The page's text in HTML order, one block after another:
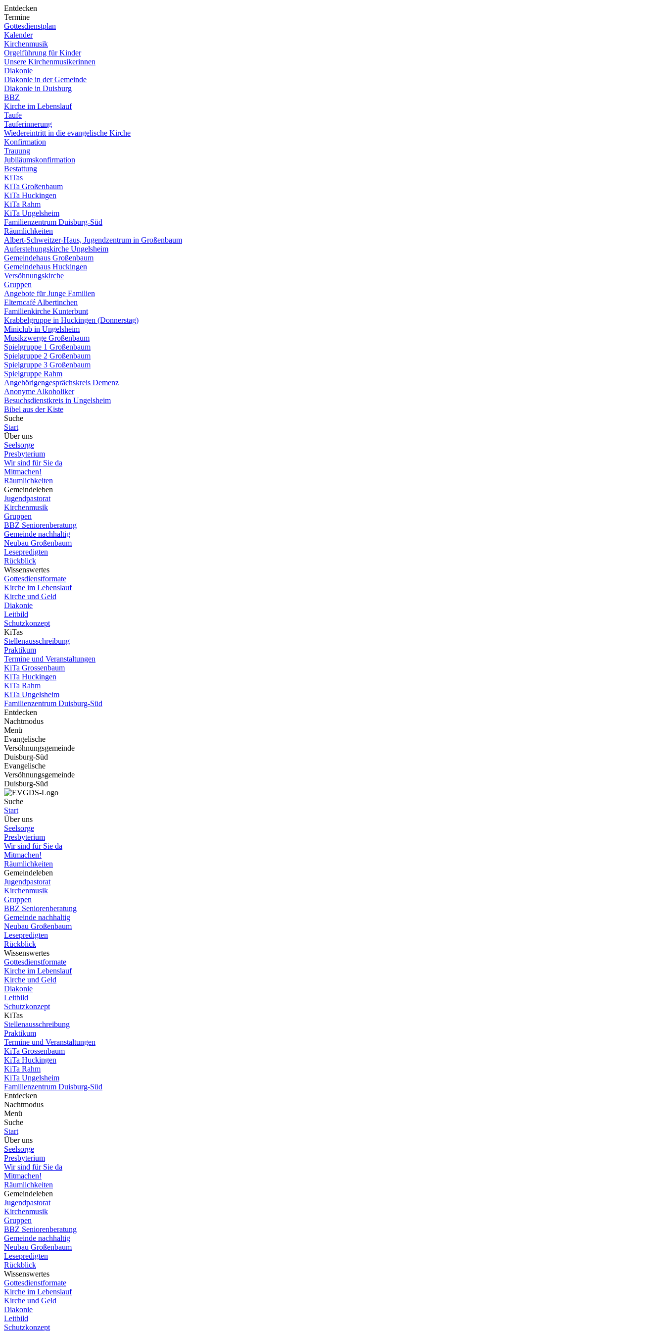
Entdecken
Termine
Gottesdienstplan
Kalender
Kirchenmusik
Orgelführung für Kinder
Unsere Kirchenmusikerinnen
Diakonie
Diakonie in der Gemeinde
Diakonie in Duisburg
BBZ
Kirche im Lebenslauf
Taufe
Tauferinnerung
Wiedereintritt in die evangelische Kirche
Konfirmation
Trauung
Jubiläumskonfirmation
Bestattung
KiTas
KiTa Großenbaum
KiTa Huckingen
KiTa Rahm
KiTa Ungelsheim
Familienzentrum Duisburg-Süd
Räumlichkeiten
Albert-Schweitzer-Haus, Jugendzentrum in Großenbaum
Auferstehungskirche Ungelsheim
Gemeindehaus Großenbaum
Gemeindehaus Huckingen
Versöhnungskirche
Gruppen
Angebote für Junge Familien
Elterncafé Albertinchen
Familienkirche Kunterbunt
Krabbelgruppe in Huckingen (Donnerstag)
Miniclub in Ungelsheim
Musikzwerge Großenbaum
Spielgruppe 1 Großenbaum
Spielgruppe 2 Großenbaum
Spielgruppe 3 Großenbaum
Spielgruppe Rahm
Angehörigengesprächskreis Demenz
Anonyme Alkoholiker
Besuchsdienstkreis in Ungelsheim
Bibel aus der Kiste
Suche
Start
Über uns
Seelsorge
Presbyterium
Wir sind für Sie da
Mitmachen!
Räumlichkeiten
Gemeindeleben
Jugendpastorat
Kirchenmusik
Gruppen
BBZ Seniorenberatung
Gemeinde nachhaltig
Neubau Großenbaum
Lesepredigten
Rückblick
Wissenswertes
Gottesdienstformate
Kirche im Lebenslauf
Kirche und Geld
Diakonie
Leitbild
Schutzkonzept
KiTas
Stellenausschreibung
Praktikum
Termine und Veranstaltungen
KiTa Grossenbaum
KiTa Huckingen
KiTa Rahm
KiTa Ungelsheim
Familienzentrum Duisburg-Süd
Entdecken
Nachtmodus
Menü
Evangelische
Versöhnungsgemeinde
Duisburg-Süd
Evangelische
Versöhnungsgemeinde
Duisburg-Süd
Suche
Start
Über uns
Seelsorge
Presbyterium
Wir sind für Sie da
Mitmachen!
Räumlichkeiten
Gemeindeleben
Jugendpastorat
Kirchenmusik
Gruppen
BBZ Seniorenberatung
Gemeinde nachhaltig
Neubau Großenbaum
Lesepredigten
Rückblick
Wissenswertes
Gottesdienstformate
Kirche im Lebenslauf
Kirche und Geld
Diakonie
Leitbild
Schutzkonzept
KiTas
Stellenausschreibung
Praktikum
Termine und Veranstaltungen
KiTa Grossenbaum
KiTa Huckingen
KiTa Rahm
KiTa Ungelsheim
Familienzentrum Duisburg-Süd
Entdecken
Nachtmodus
Menü
Suche
Start
Über uns
Seelsorge
Presbyterium
Wir sind für Sie da
Mitmachen!
Räumlichkeiten
Gemeindeleben
Jugendpastorat
Kirchenmusik
Gruppen
BBZ Seniorenberatung
Gemeinde nachhaltig
Neubau Großenbaum
Lesepredigten
Rückblick
Wissenswertes
Gottesdienstformate
Kirche im Lebenslauf
Kirche und Geld
Diakonie
Leitbild
Schutzkonzept